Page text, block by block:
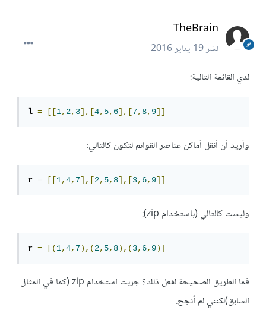
TheBrain
نشر19 يناير 2016
لدي القائمة التالية:
l = [[1,2,3],[4,5,6],[7,8,9]]
وأريد أن أنقل أماكن عناصر القوائم لتكون كالتالي:
r = [[1,4,7],[2,5,8],[3,6,9]]
وليست كالتالي (باستخدام zip):
r = [(1,4,7),(2,5,8),(3,6,9)]
فما الطريق الصحيحة لفعل ذلك؟ جربت استخدام zip (كما في المثال
السابق)لكنني لم أنجح.